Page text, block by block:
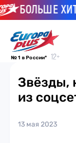
БОЛЬШЕ
№ 1 в России*
Звёзды,
из
13 мая 2023